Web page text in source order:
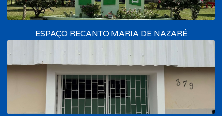
ESPAÇO RECANTO MARIA DE NAZARÉ